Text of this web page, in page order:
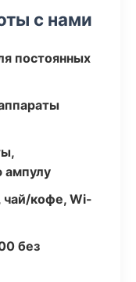
с нами
постоянных
ампулу
кофе, Wi-
без